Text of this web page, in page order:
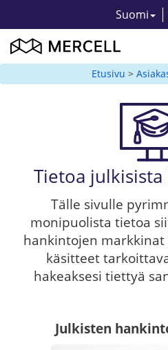
Suomi
Etusivu >
Tietoa
Tälle sivulle
monipuolista tietoa
hankintojen
käsitteet
hakeaksesi tiettyä
Julkisten